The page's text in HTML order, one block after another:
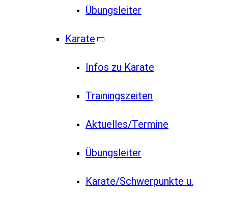
Übungsleiter
Karate
Infos zu Karate
Trainingszeiten
Aktuelles/Termine
Übungsleiter
Karate/Schwerpunkte u.